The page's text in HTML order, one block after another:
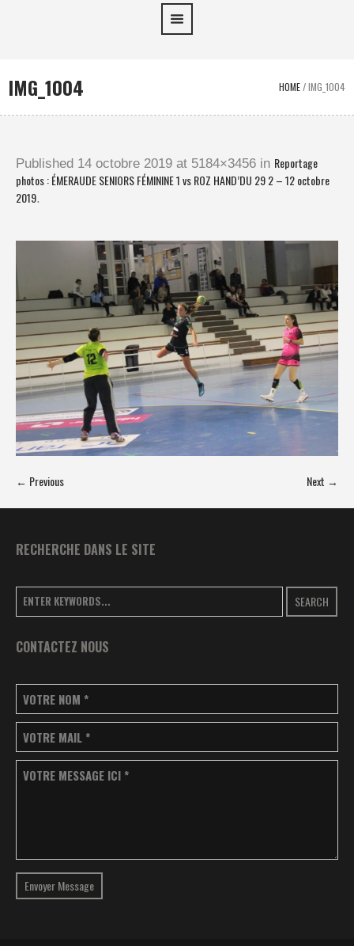
IMG_1004 HOME/IMG_1004
Published 14 octobre 2019 at 5184×3456 in Reportage
photos : ÉMERAUDE SENIORS FÉMININE 1 vs ROZ HAND’DU 29 2 – 12 octobre
2019.
← Previous Next →
RECHERCHE DANS LE SITE
SEARCH
CONTACTEZ NOUS
VOTRE NOM *
VOTRE MAIL *
VOTRE MESSAGE ICI *
Envoyer Message